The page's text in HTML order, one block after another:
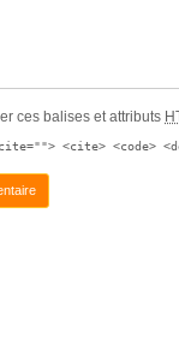
ces balises et attributs
<cite> <code>